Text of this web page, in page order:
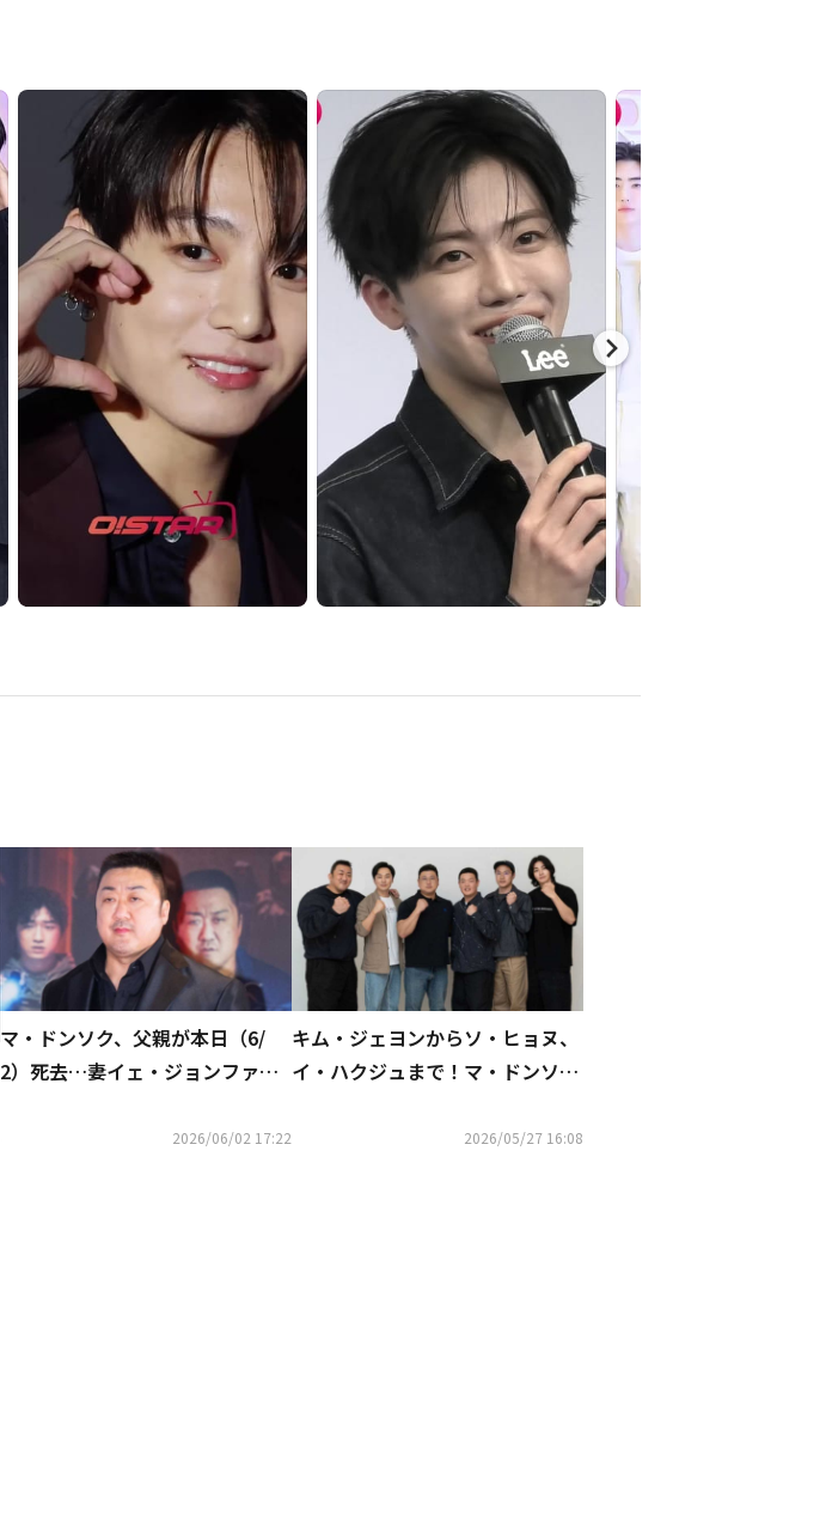
マ・ドンソク、父親が本日（6/
2）死去…妻イェ・ジョンファら
2026/06/02 17:22
キム・ジェヨンからソ・ヒョヌ、
イ・ハクジュまで！マ・ドンソク
2026/05/27 16:08